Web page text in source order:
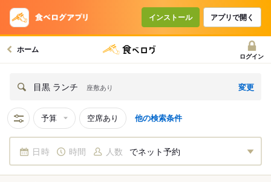
インストール アプリで開く
ホーム
ログイン
目黒 ランチ 座敷あり 変更
予算 空席あり 他の検索条件
日時 時間 人数 でネット予約